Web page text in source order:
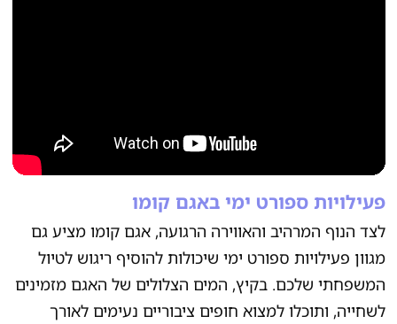
פעילויות ספורט ימי באגם קומו
לצד הנוף המרהיב והאווירה הרגועה, אגם קומו מציע גם
מגוון פעילויות ספורט ימי שיכולות להוסיף ריגוש לטיול
המשפחתי שלכם. בקיץ, המים הצלולים של האגם מזמינים
לשחייה, ותוכלו למצוא חופים ציבוריים נעימים לאורך